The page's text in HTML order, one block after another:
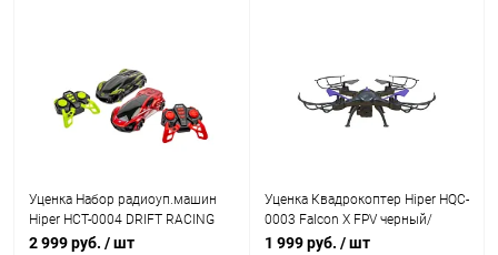
Уценка Набор радиоуп.машин
Hiper HCT-0004 DRIFT RACING
красный/черный гарантия 2
2 999 руб. / шт
Уценка Квадрокоптер Hiper HQC-
0003 Falcon X FPV черный/
сиреневый гарантия 2 недели
1 999 руб. / шт